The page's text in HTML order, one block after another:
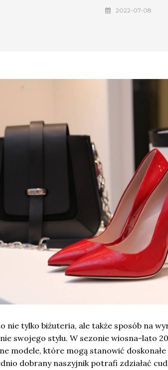
2022-07-08
nie tylko biżuteria, ale także sposób na
swojego stylu. W sezonie wiosna-lato
modele, które mogą stanowić doskonałe
dobrany naszyjnik potrafi zdziałać